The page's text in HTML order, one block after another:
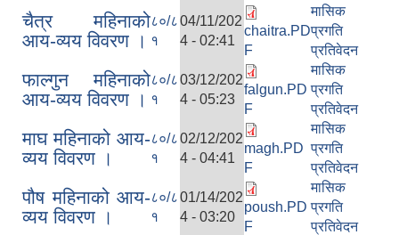
चैत्र महिनाको
आय-व्यय विवरण ।
८०/८
१
04/11/202
4 - 02:41
chaitra.PD
F
मासिक
प्रगति
प्रतिवेदन
फाल्गुन महिनाको
आय-व्यय विवरण ।
८०/८
१
03/12/202
4 - 05:23
falgun.PD
F
मासिक
प्रगति
प्रतिवेदन
माघ महिनाको आय-
व्यय विवरण ।
८०/८
१
02/12/202
4 - 04:41
magh.PD
F
मासिक
प्रगति
प्रतिवेदन
पौष महिनाको आय-
व्यय विवरण ।
८०/८
१
01/14/202
4 - 03:20
poush.PD
F
मासिक
प्रगति
प्रतिवेदन